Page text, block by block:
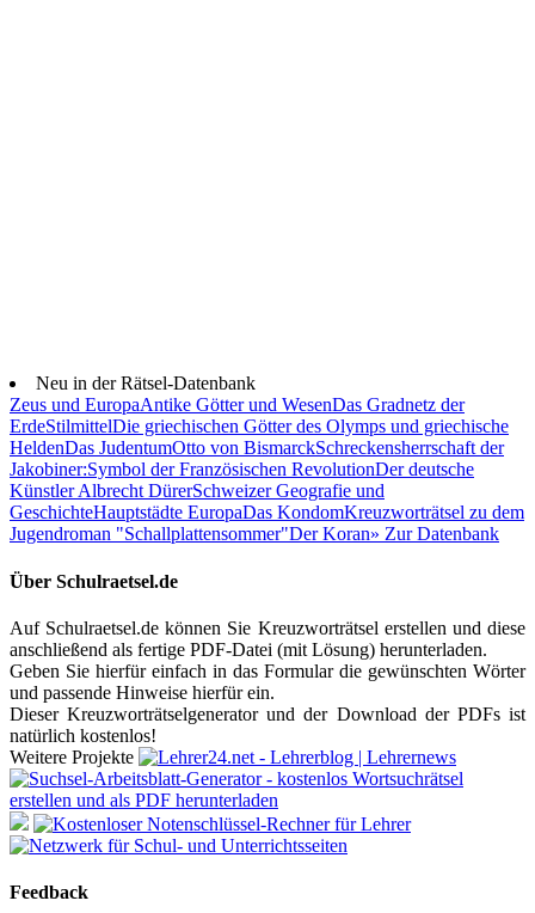
Neu in der Rätsel-Datenbank
Zeus und EuropaAntike Götter und WesenDas Gradnetz der
ErdeStilmittelDie griechischen Götter des Olymps und griechische
HeldenDas JudentumOtto von BismarckSchreckensherrschaft der
Jakobiner:Symbol der Französischen RevolutionDer deutsche
Künstler Albrecht DürerSchweizer Geografie und
GeschichteHauptstädte EuropaDas KondomKreuzworträtsel zu dem
Jugendroman "Schallplattensommer"Der Koran» Zur Datenbank
Über Schulraetsel.de
Auf Schulraetsel.de können Sie Kreuzworträtsel erstellen und diese
anschließend als fertige PDF-Datei (mit Lösung) herunterladen.
Geben Sie hierfür einfach in das Formular die gewünschten Wörter
und passende Hinweise hierfür ein.
Dieser Kreuzworträtselgenerator und der Download der PDFs ist
natürlich kostenlos!
Weitere Projekte
Feedback